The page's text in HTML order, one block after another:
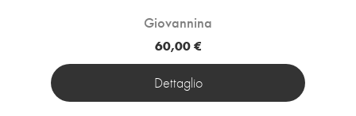
Giovannina
60,00 €
Dettaglio